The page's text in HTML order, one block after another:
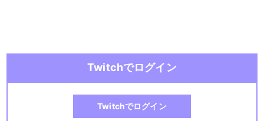
Twitchでログイン
Twitchでログイン